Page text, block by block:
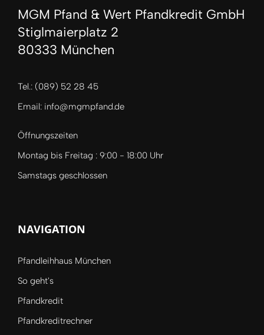
MGM Pfand & Wert Pfandkredit GmbH
Stiglmaierplatz 2
80333 München
Tel.: (089) 52 28 45
Email: info@mgmpfand.de
Öffnungszeiten
Montag bis Freitag : 9:00 - 18:00 Uhr
Samstags geschlossen
NAVIGATION
Pfandleihhaus München
So geht's
Pfandkredit
Pfandkreditrechner